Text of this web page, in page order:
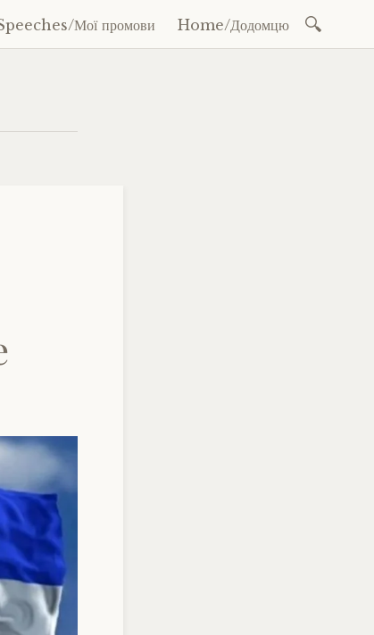
Мої промови Home/Додомцю